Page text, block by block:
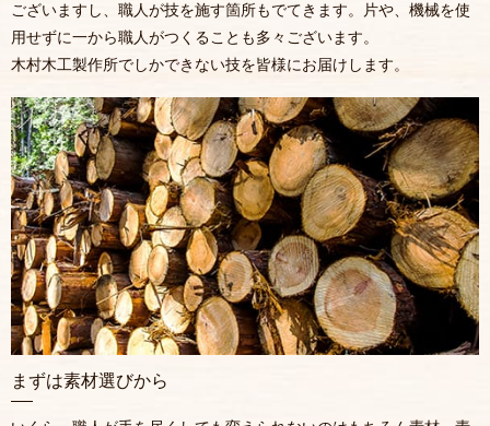
ございますし、職人が技を施す箇所もでてきます。片や、機械を使
用せずに一から職人がつくることも多々ございます。
木村木工製作所でしかできない技を皆様にお届けします。
まずは素材選びから